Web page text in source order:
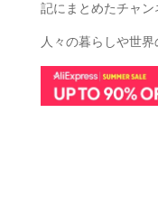
記にまとめたチャン
人々の暮らしや世界